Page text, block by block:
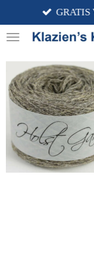
direct
naar
hoofdinhoud
GRATIS